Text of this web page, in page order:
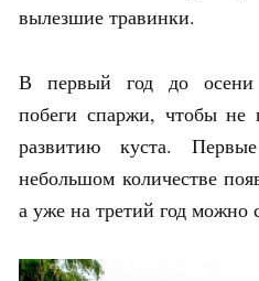
вылезшие травинки.
В первый год до осени
побеги спаржи, чтобы не
развитию куста.
небольшом количестве
а уже на третий год можно